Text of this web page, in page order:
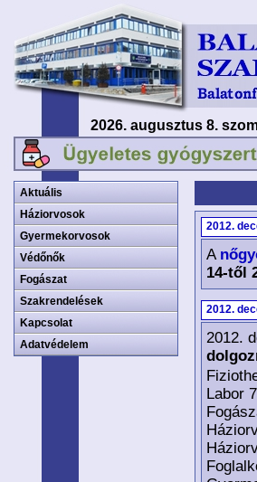
2026. augusztus 8.
Aktuális
Háziorvosok
Gyermekorvosok
Védőnők
Fogászat
Szakrendelések
Kapcsolat
Adatvédelem
2012.
A
14-től
2012.
2012.
Labor